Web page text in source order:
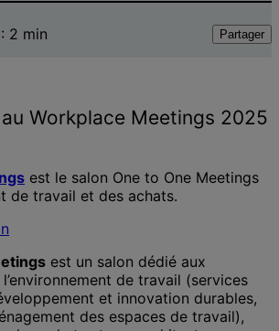
2 min Partager
Workplace Meetings 2025
est le salon One to One Meetings
de travail et des achats.
est un salon dédié aux
de travail (services
et innovation durables,
des espaces de travail),